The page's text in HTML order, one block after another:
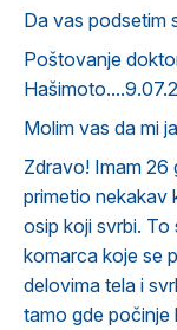
Da vas podsetim
Poštovanje
Molim vas da mi
Zdravo! Imam 26
primetio nekakav
osip koji svrbi. To
komarca koje se
delovima tela i
tamo gde počinje